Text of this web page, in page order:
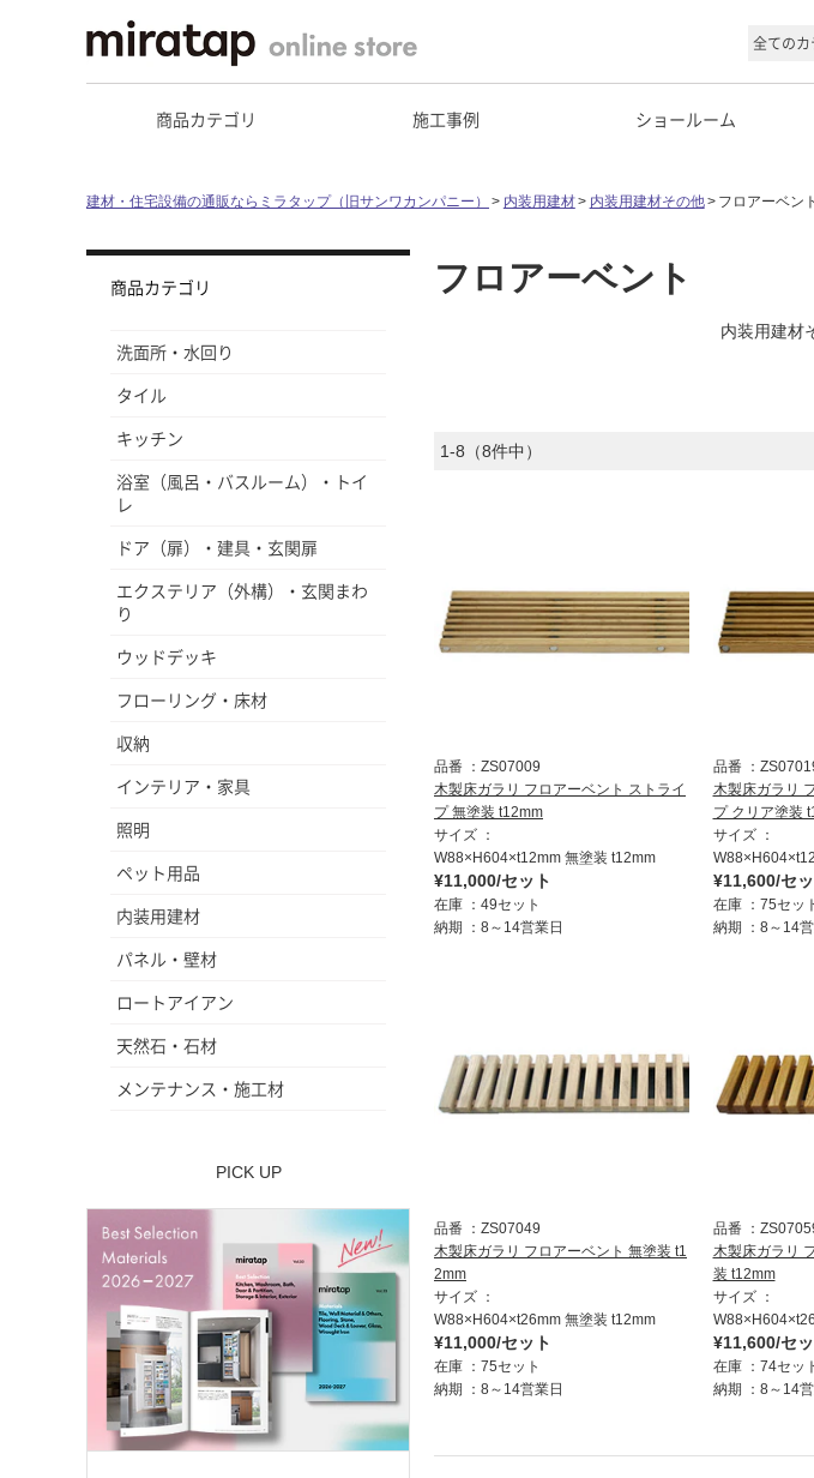
商品カテゴリ 施工事例 ショールーム
建材・住宅設備の通販ならミラタップ（旧サンワカンパニー） 内装用建材 内装用建材その他 フロアーベント
フロアーベント
内装用建材
1-8（8件中）
品番
ZS07009
木製床ガラリ フロアーベント ストライ
プ 無塗装 t12mm
サイズ
W88×H604×t12mm 無塗装 t12mm
¥11,000/セット
在庫
49セット
納期
8～14営業日
品番
木製床ガラリ
プ クリア塗装
サイズ
¥11,600/セ
在庫
75セッ
納期
8～14
品番
ZS07049
木製床ガラリ フロアーベント 無塗装 t1
2mm
サイズ
W88×H604×t26mm 無塗装 t12mm
¥11,000/セット
在庫
75セット
納期
8～14営業日
品番
木製床ガラリ
装 t12mm
サイズ
¥11,600/セ
在庫
74セッ
納期
8～14
商品カテゴリ
洗面所・水回り
タイル
キッチン
浴室（風呂・バスルーム）・トイ
レ
ドア（扉）・建具・玄関扉
エクステリア（外構）・玄関まわ
り
ウッドデッキ
フローリング・床材
収納
インテリア・家具
照明
ペット用品
内装用建材
パネル・壁材
ロートアイアン
天然石・石材
メンテナンス・施工材
PICK UP